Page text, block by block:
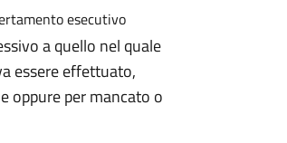
a quello nel quale
essere effettuato,
oppure per mancato o